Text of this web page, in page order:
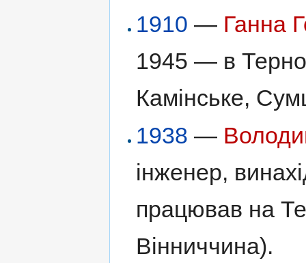
1910 — Ганна
1945 — в
Камінське,
1938 —
інженер,
працював на
Вінниччина).